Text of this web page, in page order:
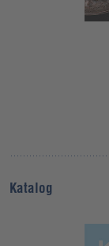
Katalog